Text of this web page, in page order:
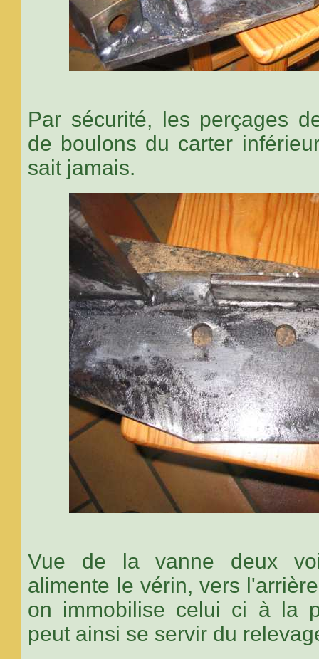
Par sécurité, les perçages
de boulons du carter
sait jamais.
Vue de la vanne deux
alimente le vérin, vers
on immobilise celui ci à la
peut ainsi se servir du